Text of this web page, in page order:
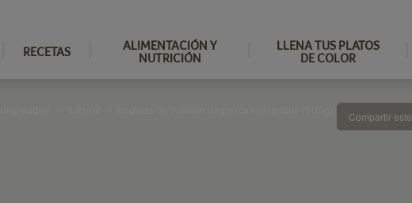
RECETAS
ALIMENTACIÓN Y
NUTRICIÓN
LLENA TUS PLATOS
DE COLOR
Compartir